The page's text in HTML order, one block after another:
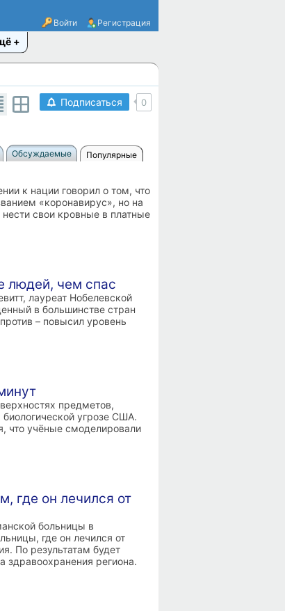
Войти Регистрация
Подписаться 0
Обсуждаемые Популярные
к нации говорил о том, что
«коронавирус», но на
свои кровные в платные
людей, чем спас
лауреат Нобелевской
в большинстве стран
– повысил уровень
предметов,
угрозе США.
что учёные смоделировали
где он лечился от
больницы в
где он лечился от
По результатам будет
региона.